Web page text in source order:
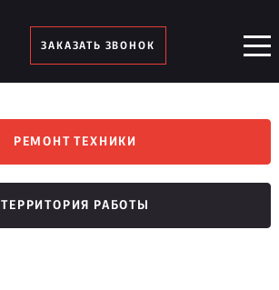
ЗАКАЗАТЬ ЗВОНОК
РЕМОНТ ТЕХНИКИ
ТЕРРИТОРИЯ РАБОТЫ